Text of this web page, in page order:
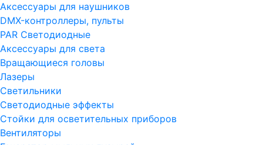
Аксессуары для наушников
DMX-контроллеры, пульты
PAR Светодиодные
Аксессуары для света
Вращающиеся головы
Лазеры
Светильники
Светодиодные эффекты
Стойки для осветительных приборов
Вентиляторы